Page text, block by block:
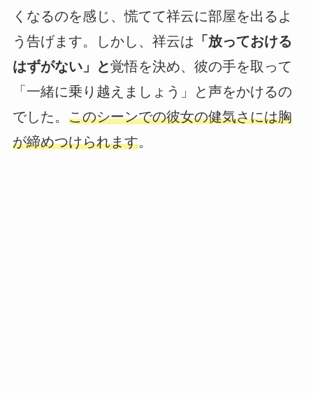
くなるのを感じ、慌てて祥云に部屋を出るよ
う告げます。しかし、祥云は 「放っておける
はずがない」と覚悟を決め、彼の手を取って
「一緒に乗り越えましょう」と声をかけるの
でした。 このシーンでの彼女の健気さには胸
が締めつけられます。